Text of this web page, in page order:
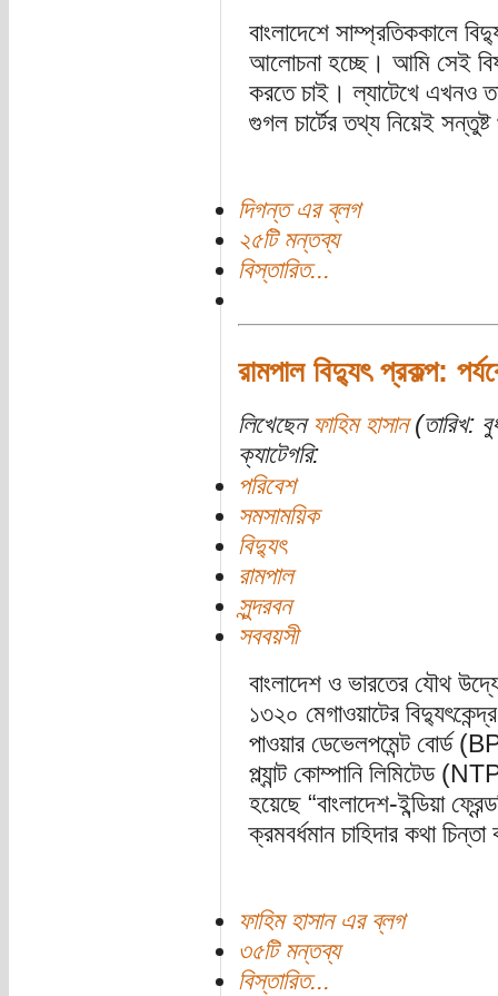
বাংলাদেশে সাম্প্রতিককালে
আলোচনা হচ্ছে। আমি সেই
করতে চাই। ল্যাটেখে এখনও
গুগল চার্টের তথ্য নিয়েই
দিগন্ত এর ব্লগ
২৫টি মন্তব্য
বিস্তারিত...
রামপাল বিদ্যুৎ প্রকল্প:
লিখেছেন ফাহিম হাসান(তারিখ:
ক্যাটেগরি:
পরিবেশ
সমসাময়িক
বিদ্যুৎ
রামপাল
সুন্দরবন
সববয়সী
বাংলাদেশ ও ভারতের যৌথ
১৩২০ মেগাওয়াটের
পাওয়ার ডেভেলপমেন্ট বোর্ড
প্ল্যান্ট কোম্পানি লিমিটেড
হয়েছে “বাংলাদেশ-ইন্ডিয়া
ক্রমবর্ধমান চাহিদার কথা
ফাহিম হাসান এর ব্লগ
৩৫টি মন্তব্য
বিস্তারিত...